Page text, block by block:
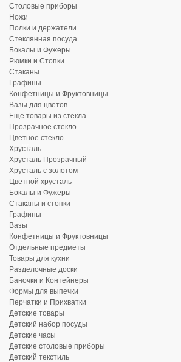
Столовые приборы
Ножи
Полки и держатели
Стеклянная посуда
Бокалы и Фужеры
Рюмки и Стопки
Стаканы
Графины
Конфетницы и Фруктовницы
Вазы для цветов
Еще товары из стекла
Прозрачное стекло
Цветное стекло
Хрусталь
Хрусталь Прозрачный
Хрусталь с золотом
Цветной хрусталь
Бокалы и Фужеры
Стаканы и стопки
Графины
Вазы
Конфетницы и Фруктовницы
Отдельные предметы
Товары для кухни
Разделочные доски
Баночки и Контейнеры
Формы для выпечки
Перчатки и Прихватки
Детские товары
Детский набор посуды
Детские часы
Детские столовые приборы
Детский текстиль